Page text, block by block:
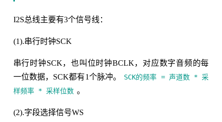
I2S总线主要有3个信号线：
(1).串行时钟SCK
串行时钟SCK，也叫位时钟BCLK，对应数字音频的每
一位数据，SCK都有1个脉冲。
SCK的频率 = 声道数 * 采
样频率 * 采样位数 。
(2).字段选择信号WS